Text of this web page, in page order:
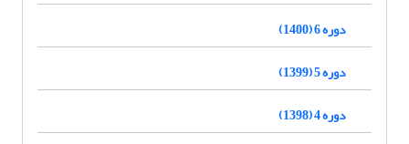
دوره 6 (1400)
دوره 5 (1399)
دوره 4 (1398)